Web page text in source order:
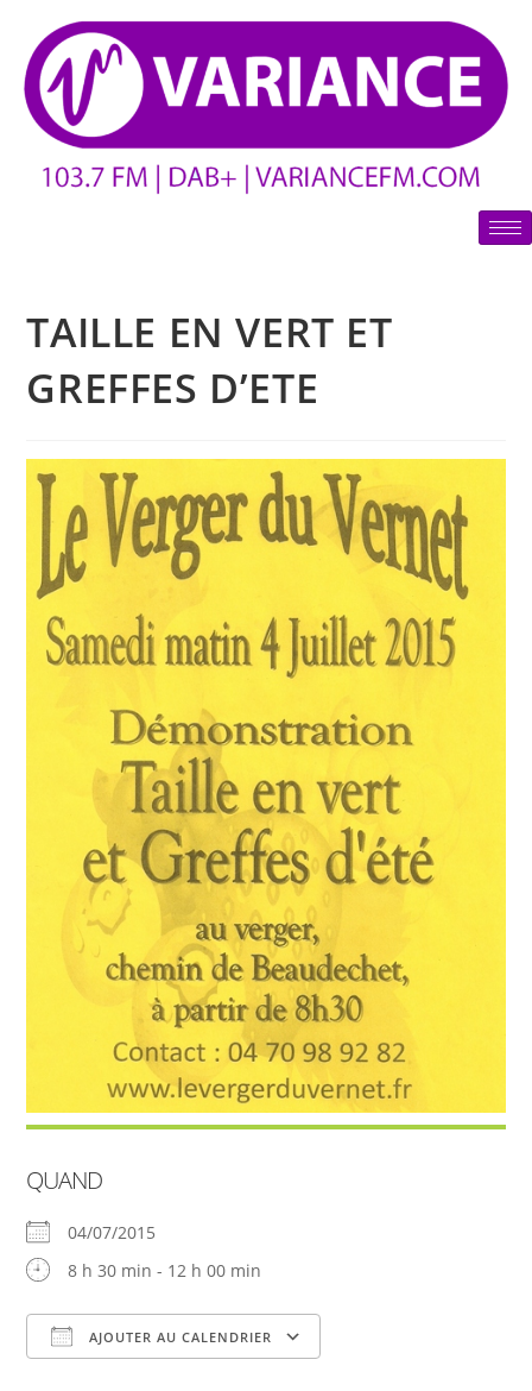
TAILLE EN VERT ET
GREFFES D’ETE
QUAND
04/07/2015
8 h 30 min - 12 h 00 min
AJOUTER AU CALENDRIER